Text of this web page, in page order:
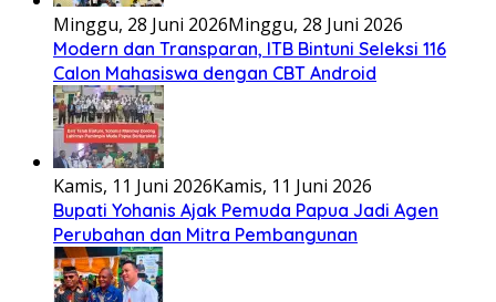
Minggu, 28 Juni 2026Minggu, 28 Juni 2026
Modern dan Transparan, ITB Bintuni Seleksi 116
Calon Mahasiswa dengan CBT Android
Kamis, 11 Juni 2026Kamis, 11 Juni 2026
Bupati Yohanis Ajak Pemuda Papua Jadi Agen
Perubahan dan Mitra Pembangunan